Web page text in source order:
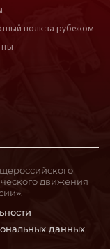
полк за рубежом
данных
движения